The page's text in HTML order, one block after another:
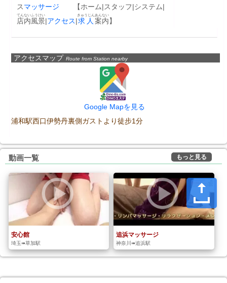
スマッサージ 【ホーム|スタッフ|システム|
店内
てんない
風景
ふうけい
|アクセス|求人
きゅうじん
案内
あんない
】
アクセスマップ Route from Station nearby
Google Mapを見る
浦和駅西口伊勢丹裏側ガストより徒步1分
動画一覧 もっと見る
安心館
埼玉➠草加駅
追浜マッサージ
神奈川➠追浜駅